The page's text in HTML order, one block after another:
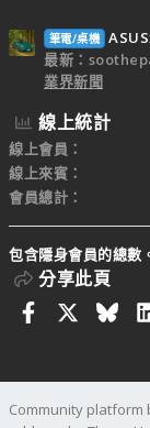
筆電/桌機
最新：
業界新聞
線上統計
線上會員
線上來賓
會員總計
包含隱身會員的總數
分享此頁
Facebook
Community platform